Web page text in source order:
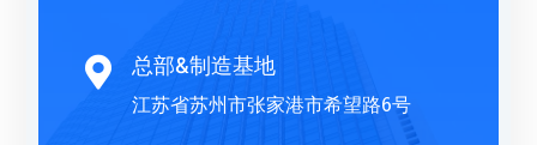
 总部&制造基地
江苏省苏州市张家港市希望路6号